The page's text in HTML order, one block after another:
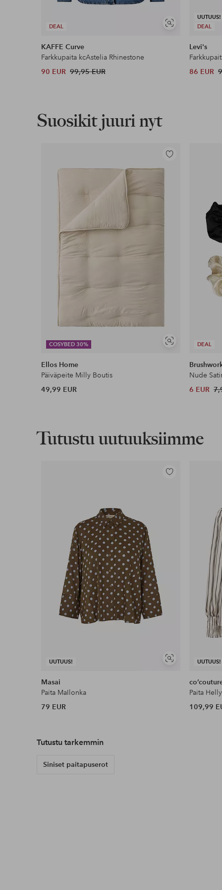
DEAL
Näytä
KAFFE Curve
Farkkupaita kcAstelia Rhinestone
90 EUR 99,95 EUR
UUTUUS!
DEAL
Levi's
86 EUR
Suosikit juuri nyt
COSYBED 30%
Näytä
Lisää
suosikkeihin
Ellos Home
Päiväpeite Milly Boutis
49,99 EUR
DEAL
Nude
6 EUR
Tutustu uutuuksiimme
UUTUUS!
Näytä
Lisää
Masai
Paita MaIlonka
79 EUR
UUTUUS!
Paita
109,99
Tutustu tarkemmin
Siniset paitapuserot